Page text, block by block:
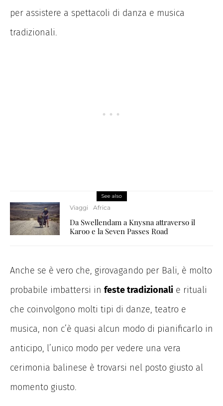
per assistere a spettacoli di danza e musica
tradizionali.
See also
Viaggi Africa
Da Swellendam a Knysna attraverso il
Karoo e la Seven Passes Road
Anche se è vero che, girovagando per Bali, è molto
probabile imbattersi in feste tradizionali e rituali
che coinvolgono molti tipi di danze, teatro e
musica, non c’è quasi alcun modo di pianificarlo in
anticipo, l’unico modo per vedere una vera
cerimonia balinese è trovarsi nel posto giusto al
momento giusto.